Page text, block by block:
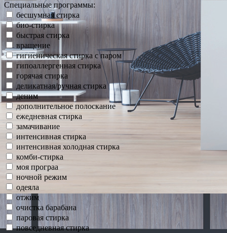
Специальные программы:
бесшумная стирка
био-стирка
быстрая стирка
вращение
гигиеническая стирка с паром
гипоаллергенная стирка
горячая стирка
деликатная/ручная стирка
деним
дополнительное полоскание
ежедневная стирка
замачивание
интенсивная стирка
интенсивная холодная стирка
комби-стирка
моя програа
ночной режим
одеяла
отжим
очистка барабана
паровая стирка
повседневная стирка